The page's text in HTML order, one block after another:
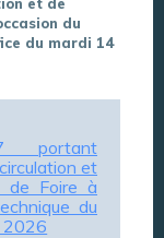
du
du mardi 14
portant
et
de Foire à
du
2026